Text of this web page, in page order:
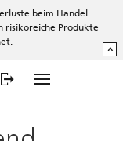
beim Handel
risikoreiche Produkte
^